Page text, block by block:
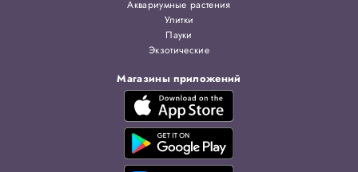
Аквариумные растения
Улитки
Пауки
Экзотические
Магазины приложений